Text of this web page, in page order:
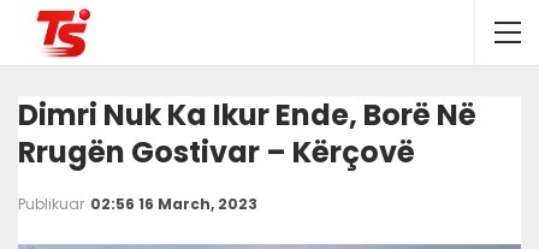
Dimri Nuk Ka Ikur Ende, Borë Në
Rrugën Gostivar – Kërçovë
Publikuar 02:56 16 March, 2023